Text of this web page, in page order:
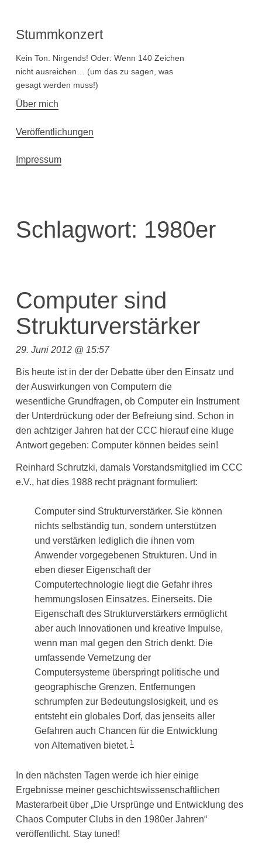
Stummkonzert
Kein Ton. Nirgends! Oder: Wenn 140 Zeichen
nicht ausreichen… (um das zu sagen, was
gesagt werden muss!)
Hauptnavigation
Über mich
Veröffentlichungen
Impressum
Schlagwort: 1980er
Computer sind
Strukturverstärker
29. Juni 2012 @ 15:57
Bis heute ist in der der Debatte über den Einsatz und
der Auswirkungen von Computern die
wesentliche Grundfragen, ob Computer ein Instrument
der Unterdrückung oder der Befreiung sind. Schon in
den achtziger Jahren hat der CCC hierauf eine kluge
Antwort gegeben: Computer können beides sein!
Reinhard Schrutzki, damals Vorstandsmitglied im CCC
e.V., hat dies 1988 recht prägnant formuliert:
Computer sind Strukturverstärker. Sie können
nichts selbständig tun, sondern unterstützen
und verstärken lediglich die ihnen vom
Anwender vorgegebenen Strukturen. Und in
eben dieser Eigenschaft der
Computertechnologie liegt die Gefahr ihres
hemmungslosen Einsatzes. Einerseits. Die
Eigenschaft des Strukturverstärkers ermöglicht
aber auch Innovationen und kreative Impulse,
wenn man mal gegen den Strich denkt. Die
umfassende Vernetzung der
Computersysteme überspringt politische und
geographische Grenzen, Entfernungen
schrumpfen zur Bedeutungslosigkeit, und es
entsteht ein globales Dorf, das jenseits aller
Gefahren auch Chancen für die Entwicklung
von Alternativen bietet. 1
In den nächsten Tagen werde ich hier einige
Ergebnisse meiner geschichtswissenschaftlichen
Masterarbeit über „Die Ursprünge und Entwicklung des
Chaos Computer Clubs in den 1980er Jahren“
veröffentlicht. Stay tuned!